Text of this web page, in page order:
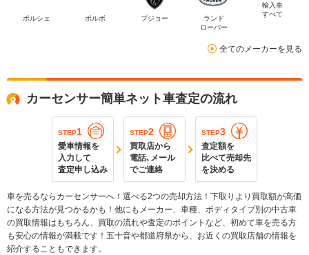
ポルシェ ボルボ プジョー
ランド
ローバー
輸入車
すべて
全てのメーカーを見る
カーセンサー簡単ネット車査定の流れ
STEP1
愛車情報を
入力して
査定申し込み
STEP2
買取店から
電話､メール
でご連絡
STEP3
査定額を
比べて売却先
を決める
車を売るならカーセンサーへ！選べる2つの売却方法！下取りより買取額が高価
になる方法が見つかるかも！他にもメーカー、車種、ボディタイプ別の中古車
の買取情報はもちろん、買取の流れや査定のポイントなど、初めて車を売る方
も安心の情報が満載です！五十音や都道府県から、お近くの買取店舗の情報を
紹介することもできます。